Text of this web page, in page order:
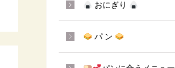
おにぎり
パ ン